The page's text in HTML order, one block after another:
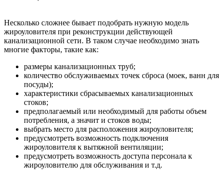
Несколько сложнее бывает подобрать нужную модель
жироуловителя при реконструкции действующей
канализационной сети. В таком случае необходимо знать
многие факторы, такие как:
размеры канализационных труб;
количество обслуживаемых точек сброса (моек, ванн для
посуды);
характеристики сбрасываемых канализационных
стоков;
предполагаемый или необходимый для работы объем
потребления, а значит и стоков воды;
выбрать место для расположения жироуловителя;
предусмотреть возможность подключения
жироуловителя к вытяжной вентиляции;
предусмотреть возможность доступа персонала к
жироуловителю для обслуживания и т.д.